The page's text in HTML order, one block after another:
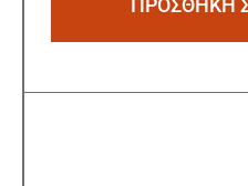
ΠΡΟΣΘΗΚΗ